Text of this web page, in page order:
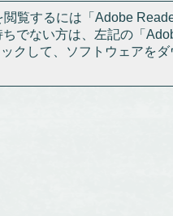
閲覧するには「Adobe
でない方は、左記の「
クして、ソフトウェアを